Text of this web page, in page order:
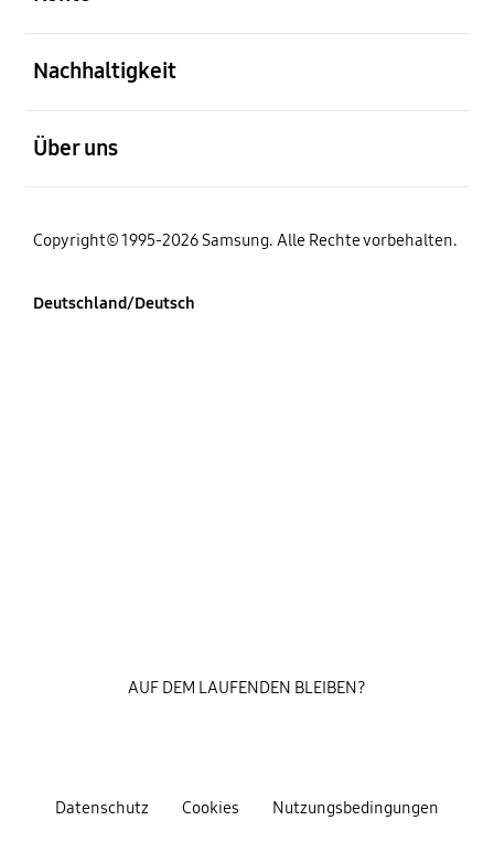
Nachhaltigkeit
Über uns
Copyright© 1995-2026 Samsung. Alle Rechte vorbehalten.
Deutschland/Deutsch
Datenschutz Cookies Nutzungsbedingungen
AUF DEM LAUFENDEN BLEIBEN?